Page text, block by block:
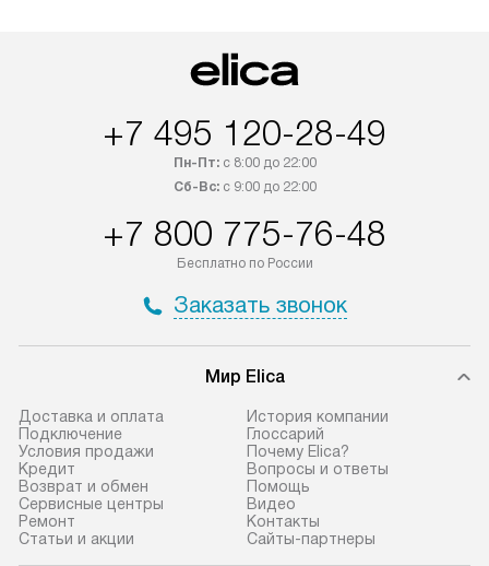
быть отправлены покупателю
интересен товар «Под заказ»,
приобретения с менеджером сайта.
доставляются бесплатно
по Москве в пределах МКАД,
не предусмотрена.
доставки доставит упакованный
прибор до двери или прихожей.
Если необходимо переместить
прибор до места установки,
пожалуйста, предварительно
уточните это с менеджером.
За данную услугу взимается
по монтажу
материалы.
к воде, крана и
+7 495 120-28-49
Пн-Пт:с 8:00 до 22:00
Сб-Вс:с 9:00 до 22:00
+7 800 775-76-48
Бесплатно по России
Заказать звонок
Мир Elica
Доставка и оплата
Подключение
Условия продажи
Кредит
Возврат и обмен
Сервисные центры
Ремонт
Статьи и акции
История компании
Глоссарий
Почему Elica?
Вопросы и ответы
Помощь
Видео
Контакты
Сайты-партнеры